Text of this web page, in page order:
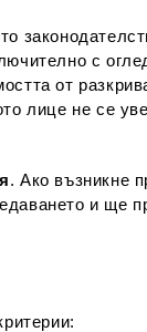
с
от
лице не се
. Ако възникне
и ще